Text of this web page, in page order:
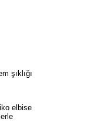
şıklığı
elbise